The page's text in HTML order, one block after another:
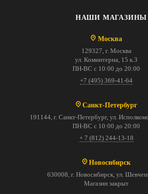
НАШИ МАГАЗИНЫ
Москва
129327, г. Москва
ул. Коминтерна, 15 к.3
ПН-ВС с 10:00 до 20:00
+7 (495) 369-41-64
Санкт-Петербург
191144, г. Санкт-Петербург, ул.
ПН-ВС с 10:00 до 20:00
+ 7 (812) 244-13-18
Новосибирск
630008, г. Новосибирск, ул.
Магазин закрыт